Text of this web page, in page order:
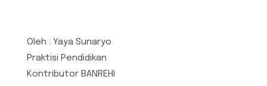
Oleh : Yaya Sunaryo
Praktisi Pendidikan
Kontributor BANREHI